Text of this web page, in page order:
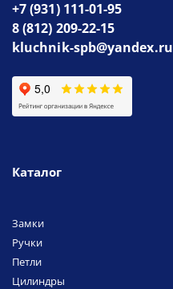
+7 (931) 111-01-95
8 (812) 209-22-15
kluchnik-spb@yandex.ru
Каталог
Замки
Ручки
Петли
Цилиндры